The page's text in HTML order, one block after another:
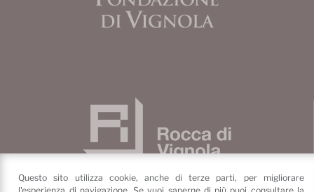
Questo sito utilizza cookie, anche di terze parti, per migliorare